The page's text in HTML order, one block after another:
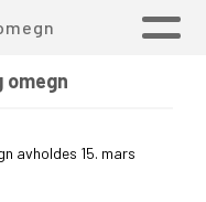
omegn
avholdes 15. mars